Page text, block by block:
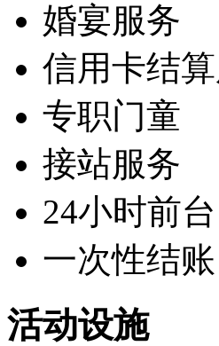
婚宴服务
信用卡结
专职门童
接站服务
24小时前台
一次性结账
活动设施